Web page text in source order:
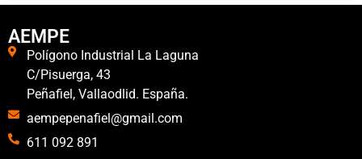
AEMPE
Polígono Industrial La Laguna
C/Pisuerga, 43
Peñafiel, Vallaodlid. España.
aempepenafiel@gmail.com
611 092 891